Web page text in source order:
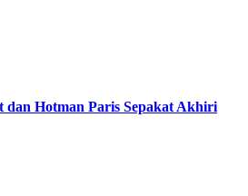
dan Hotman Paris Sepakat Akhiri